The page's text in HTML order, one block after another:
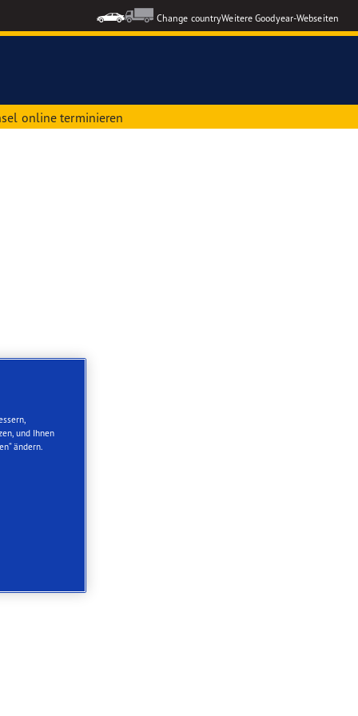
Change countryWeitere Goodyear-Webseiten
online terminieren
und Ihnen
ändern.